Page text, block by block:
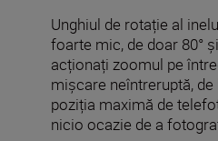
Unghiul de rotație al
foarte mic, de doar 80°
acționați zoomul pe
mișcare neîntreruptă,
poziția maximă de
nicio ocazie de a